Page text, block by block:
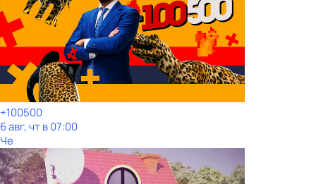
+100500
6 авг, чт в 07:00
Че